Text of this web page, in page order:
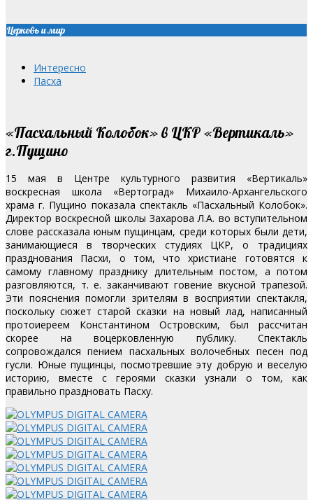
Церковь и мир
Интересно
Пасха
«Пасхальный Колобок» в ЦКР «Вертикаль»
г.Пущино
15 мая в Центре культурного развития «Вертикаль»
воскресная школа «Вертоград» Михаило-Архангельского
храма г. Пущино показала спектакль «Пасхальный Колобок».
Директор воскресной школы Захарова Л.А. во вступительном
слове рассказала юным пущинцам, среди которых были дети,
занимающиеся в творческих студиях ЦКР, о традициях
празднования Пасхи, о том, что христиане готовятся к
самому главному празднику длительным постом, а потом
разговляются, т. е. заканчивают говение вкусной трапезой.
Эти пояснения помогли зрителям в восприятии спектакля,
поскольку сюжет старой сказки на новый лад, написанный
протоиереем Константином Островским, был рассчитан
скорее на воцерковленную публику. Спектакль
сопровождался пением пасхальных волочебных песен под
гусли. Юные пущинцы, посмотревшие эту добрую и веселую
историю, вместе с героями сказки узнали о том, как
правильно праздновать Пасху.